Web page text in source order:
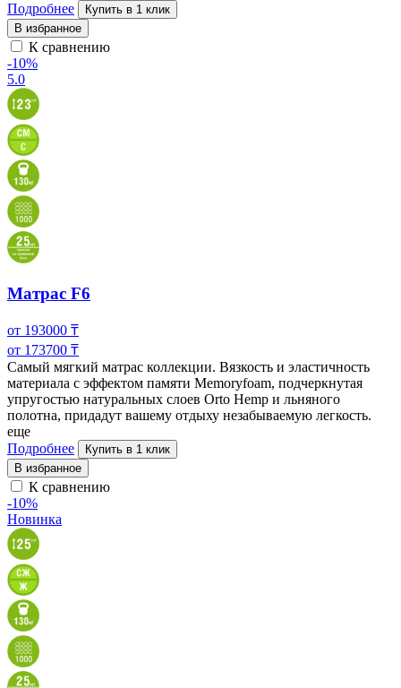
Подробнее
Купить в 1 клик
В избранное
К сравнению
-10%
5.0
Матрас F6
от 193000 ₸
от 173700 ₸
Самый мягкий матрас коллекции. Вязкость и эластичность
материала с эффектом памяти Memoryfoam, подчеркнутая
упругостью натуральных слоев Orto Hemp и льняного
полотна, придадут вашему отдыху незабываемую легкость.
еще
Подробнее
Купить в 1 клик
В избранное
К сравнению
-10%
Новинка